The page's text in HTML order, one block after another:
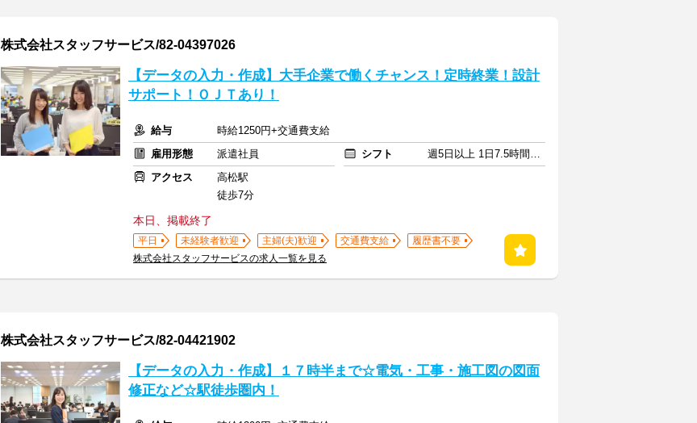
株式会社スタッフサービス/82-04397026
【データの入力・作成】大手企業で働くチャンス！定時終業！設計
サポート！ＯＪＴあり！
給与
時給1250円+交通費支給
雇用形態
派遣社員 シフト
週5日以上 1日7.5時間以上
アクセス
高松駅
徒歩7分
本日、掲載終了
平日 未経験者歓迎 主婦(夫)歓迎 交通費支給
履歴書不要
株式会社スタッフサービスの求人一覧を見る
株式会社スタッフサービス/82-04421902
【データの入力・作成】１７時半まで☆電気・工事・施工図の図面
修正など☆駅徒歩圏内！